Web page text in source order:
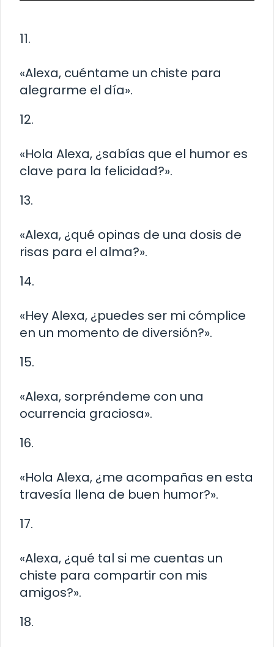
11.
«Alexa, cuéntame un chiste para
alegrarme el día».
12.
«Hola Alexa, ¿sabías que el humor es
clave para la felicidad?».
13.
«Alexa, ¿qué opinas de una dosis de
risas para el alma?».
14.
«Hey Alexa, ¿puedes ser mi cómplice
en un momento de diversión?».
15.
«Alexa, sorpréndeme con una
ocurrencia graciosa».
16.
«Hola Alexa, ¿me acompañas en esta
travesía llena de buen humor?».
17.
«Alexa, ¿qué tal si me cuentas un
chiste para compartir con mis
amigos?».
18.